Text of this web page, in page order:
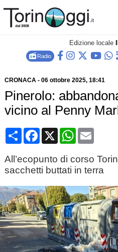
Edizione locale
Radio
CRONACA- 06 ottobre 2025, 18:41
Pinerolo:
vicino al Penny
CondividiFacebook
X WhatsApp
Email
All’ecopunto di corso
sacchetti buttati in terra